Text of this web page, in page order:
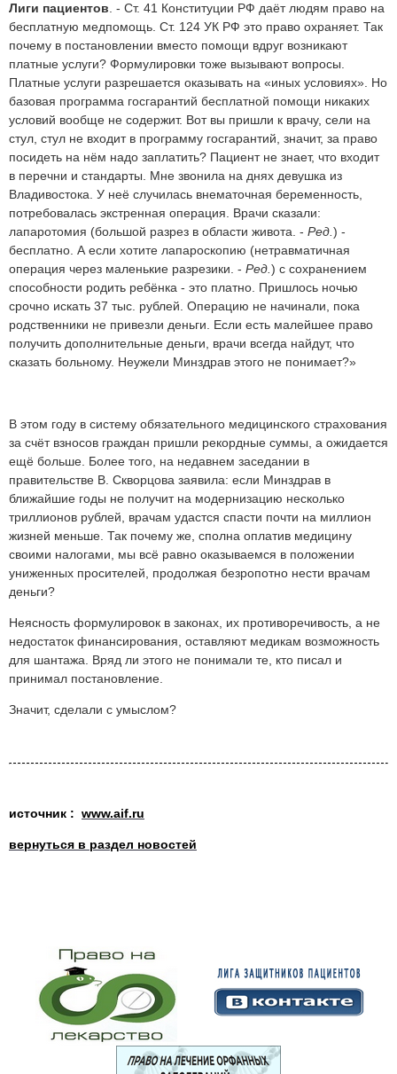
Лиги пациентов . - Ст. 41 Конституции РФ даёт людям право на
бесплатную медпомощь. Ст. 124 УК РФ это право охраняет. Так
почему в постановлении вместо помощи вдруг возникают
платные услуги? Формулировки тоже вызывают вопросы.
Платные услуги разрешается оказывать на «иных условиях». Но
базовая программа госгарантий бесплатной помощи никаких
условий вообще не содержит. Вот вы пришли к врачу, сели на
стул, стул не входит в программу госгарантий, значит, за право
посидеть на нём надо заплатить? Пациент не знает, что входит
в перечни и стандарты. Мне звонила на днях девушка из
Владивостока. У неё случилась внематочная беременность,
потребовалась экстренная операция. Врачи сказали:
лапаротомия (большой разрез в области живота. - Ред. ) -
бесплатно. А если хотите лапароскопию (нетравматичная
операция через маленькие разрезики. - Ред. ) с сохранением
способности родить ребёнка - это платно. Пришлось ночью
срочно искать 37 тыс. рублей. Операцию не начинали, пока
родственники не привезли деньги. Если есть малейшее право
получить дополнительные деньги, врачи всегда найдут, что
сказать больному. Неужели Минздрав этого не понимает?»
В этом году в систему обязательного медицинского страхования
за счёт взносов граждан пришли рекордные суммы, а ожидается
ещё больше. Более того, на недавнем заседании в
правительстве В. Скворцова заявила: если Минздрав в
ближайшие годы не получит на модернизацию несколько
триллионов рублей, врачам удастся спасти почти на миллион
жизней меньше. Так почему же, сполна оплатив медицину
своими налогами, мы всё равно оказываемся в положении
униженных просителей, продолжая безропотно нести врачам
деньги?
Неясность формулировок в законах, их противоречивость, а не
недостаток финансирования, оставляют медикам возможность
для шантажа. Вряд ли этого не понимали те, кто писал и
принимал постановление.
Значит, сделали с умыслом?
источник : www.aif.ru
вернуться в раздел новостей